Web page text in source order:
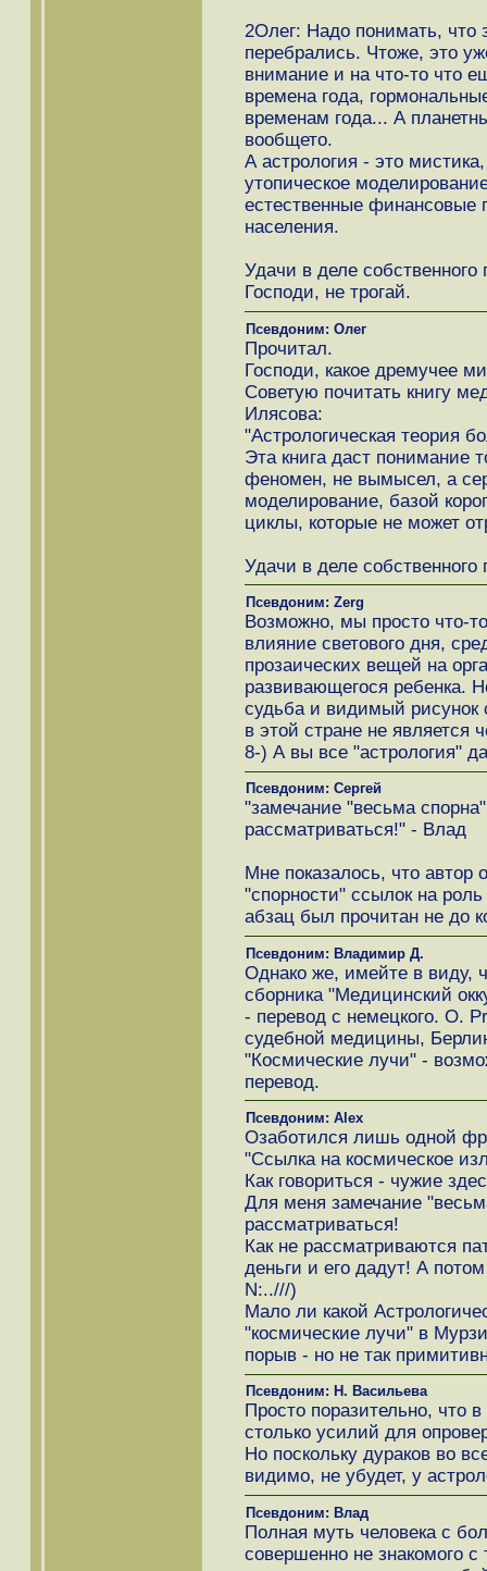
2Олег: Надо понимать, что
перебрались. Чтоже, это
внимание и на что-то что
времена года,
временам года... А
вообщето.
А астрология - это
утопическое
естественные финансовые
населения.
Удачи в деле
Господи, не трогай.
Псевдоним: Олег
Прочитал.
Господи, какое дремучее
Советую почитать книгу
Илясова:
"Астрологическая теория
Эта книга даст понимание
феномен, не вымысел, а
моделирование, базой
циклы, которые не может
Удачи в деле
Псевдоним: Zerg
Возможно, мы просто что-
влияние светового дня,
прозаических вещей на
развивающегося ребенка.
судьба и видимый рисунок
в этой стране не
8-) А вы все "астрология"
Псевдоним: Сергей
"замечание "весьма
рассматриваться!" - Влад
Мне показалось, что автор
"спорности" ссылок на
абзац был прочитан не до
Псевдоним: Владимир Д.
Однако же, имейте в виду,
сборника "Медицинский
- перевод с немецкого. O.
судебной медицины,
"Космические лучи" -
перевод.
Псевдоним: Alex
Озаботился лишь одной
"Ссылка на космическое
Как говориться - чужие
Для меня замечание
рассматриваться!
Как не рассматриваются
деньги и его дадут! А
N:..///)
Мало ли какой
"космические лучи" в
порыв - но не так
Псевдоним: Н. Васильева
Просто поразительно, что
столько усилий для
Но поскольку дураков во
видимо, не убудет, у
Псевдоним: Влад
Полная муть человека с
совершенно не знакомого